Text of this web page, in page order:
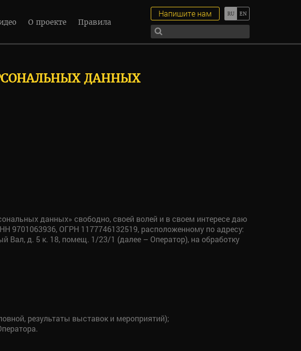
О проекте Правила
Напишите нам
ДАННЫХ
данных» свободно, своей волей и в своем интересе даю
9701063936, ОГРН 1177746132519, расположенному по адресу:
Вал, д. 5 к. 18, помещ. 1/23/1 (далее – Оператор), на обработку
результаты выставок и мероприятий);